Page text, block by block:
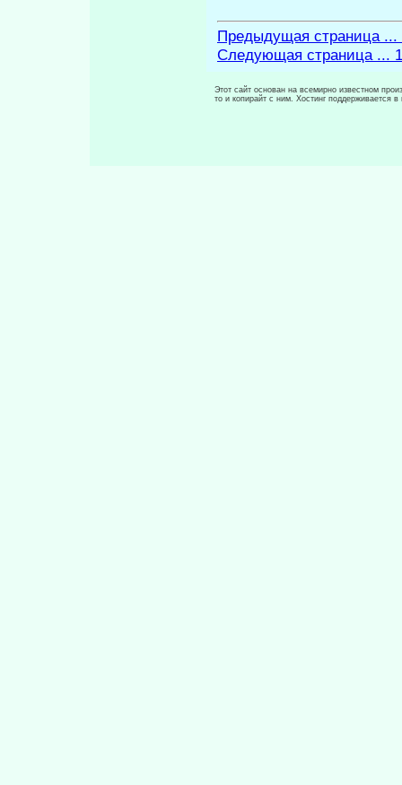
Предыдущая страница ...
Следующая страница ...
Этот сайт основан на всемирно известном
то и копирайт с ним. Хостинг поддерживается